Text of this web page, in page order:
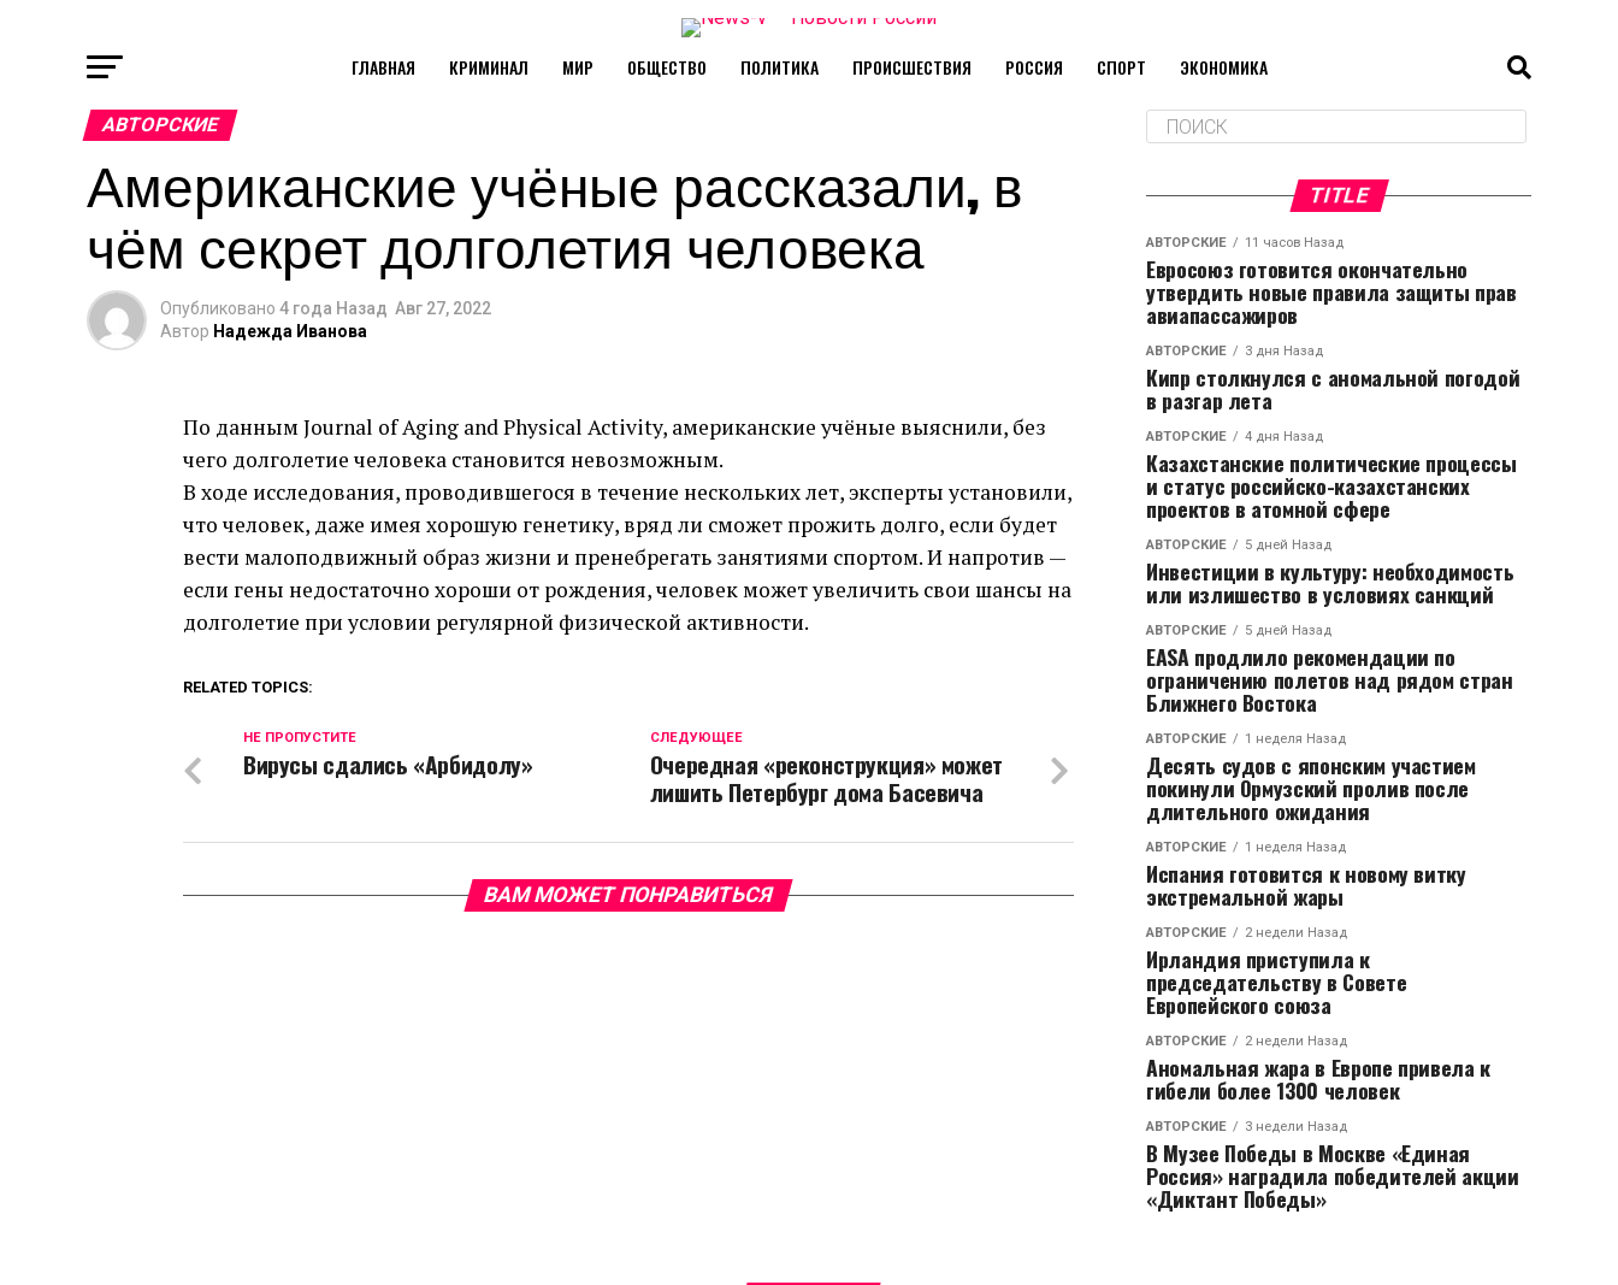
ГЛАВНАЯ КРИМИНАЛ МИР ОБЩЕСТВО ПОЛИТИКА ПРОИСШЕСТВИЯ РОССИЯ СПОРТ ЭКОНОМИКА
АВТОРСКИЕ
Американские учёные рассказали, в
чём секрет долголетия человека
Опубликовано 4 года Назад Авг 27, 2022
Автор Надежда Иванова
По данным Journal of Aging and Physical Activity, американские учёные выяснили, без
чего долголетие человека становится невозможным.
В ходе исследования, проводившегося в течение нескольких лет, эксперты установили,
что человек, даже имея хорошую генетику, вряд ли сможет прожить долго, если будет
вести малоподвижный образ жизни и пренебрегать занятиями спортом. И напротив —
если гены недостаточно хороши от рождения, человек может увеличить свои шансы на
долголетие при условии регулярной физической активности.
RELATED TOPICS:
CЛЕДУЮЩЕЕ
Очередная «реконструкция» может
лишить Петербург дома Басевича
НЕ ПРОПУСТИТЕ
Вирусы сдались «Арбидолу»
ВАМ МОЖЕТ ПОНРАВИТЬСЯ
TITLE
АВТОРСКИЕ 11 часов Назад
Евросоюз готовится окончательно
утвердить новые правила защиты прав
авиапассажиров
АВТОРСКИЕ 3 дня Назад
Кипр столкнулся с аномальной погодой
в разгар лета
АВТОРСКИЕ 4 дня Назад
Казахстанские политические процессы
и статус российско-казахстанских
проектов в атомной сфере
АВТОРСКИЕ 5 дней Назад
Инвестиции в культуру: необходимость
или излишество в условиях санкций
АВТОРСКИЕ 5 дней Назад
EASA продлило рекомендации по
ограничению полетов над рядом стран
Ближнего Востока
АВТОРСКИЕ 1 неделя Назад
Десять судов с японским участием
покинули Ормузский пролив после
длительного ожидания
АВТОРСКИЕ 1 неделя Назад
Испания готовится к новому витку
экстремальной жары
АВТОРСКИЕ 2 недели Назад
Ирландия приступила к
председательству в Совете
Европейского союза
АВТОРСКИЕ 2 недели Назад
Аномальная жара в Европе привела к
гибели более 1300 человек
АВТОРСКИЕ 3 недели Назад
В Музее Победы в Москве «Единая
Россия» наградила победителей акции
«Диктант Победы»